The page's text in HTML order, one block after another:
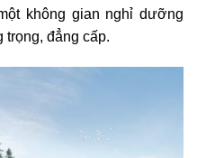
không gian nghỉ dưỡng
trọng, đẳng cấp.